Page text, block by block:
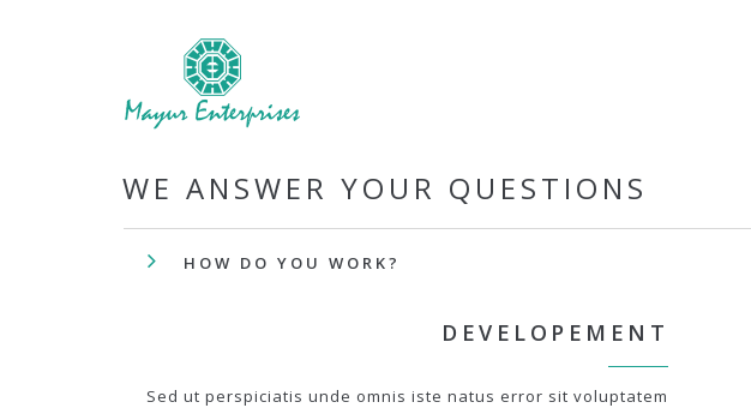
WE ANSWER YOUR QUESTIONS
HOW DO YOU WORK?
DEVELOPEMENT
Sed ut perspiciatis unde omnis iste natus error sit voluptatem